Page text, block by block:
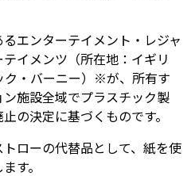
エンターテイメント・レジャ
イメンツ（所在地：イギリ
ク・バーニー）※が、所有す
施設全域でプラスチック製
の決定に基づくものです。
ローの代替品として、紙を使
す。